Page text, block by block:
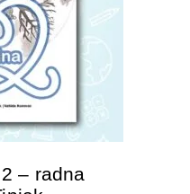
KORPU
– radna